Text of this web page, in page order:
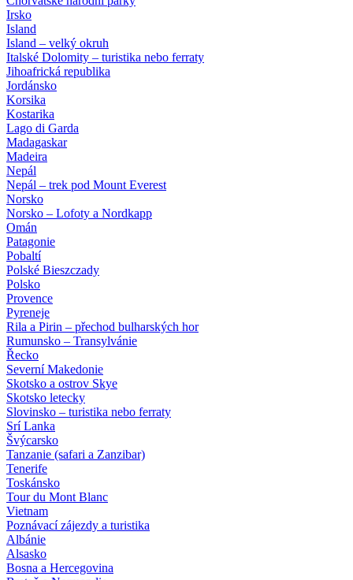
Irsko
Island
Island – velký okruh
Italské Dolomity – turistika nebo ferraty
Jihoafrická republika
Jordánsko
Korsika
Kostarika
Lago di Garda
Madagaskar
Madeira
Nepál
Nepál – trek pod Mount Everest
Norsko
Norsko – Lofoty a Nordkapp
Omán
Patagonie
Pobaltí
Polské Bieszczady
Polsko
Provence
Pyreneje
Rila a Pirin – přechod bulharských hor
Rumunsko – Transylvánie
Řecko
Severní Makedonie
Skotsko a ostrov Skye
Skotsko letecky
Slovinsko – turistika nebo ferraty
Srí Lanka
Švýcarsko
Tanzanie (safari a Zanzibar)
Tenerife
Toskánsko
Tour du Mont Blanc
Vietnam
Poznávací zájezdy a turistika
Albánie
Alsasko
Bosna a Hercegovina